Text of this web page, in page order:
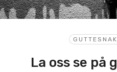
La oss se på